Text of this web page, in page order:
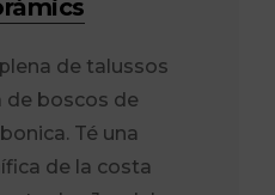
de talussos
de boscos de
Té una
de la costa